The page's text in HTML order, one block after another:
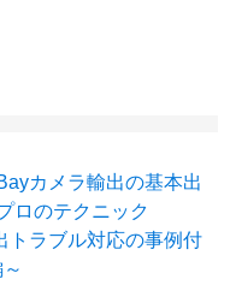
カメラ輸出の基本出
ロのテクニック
トラブル対応の事例付